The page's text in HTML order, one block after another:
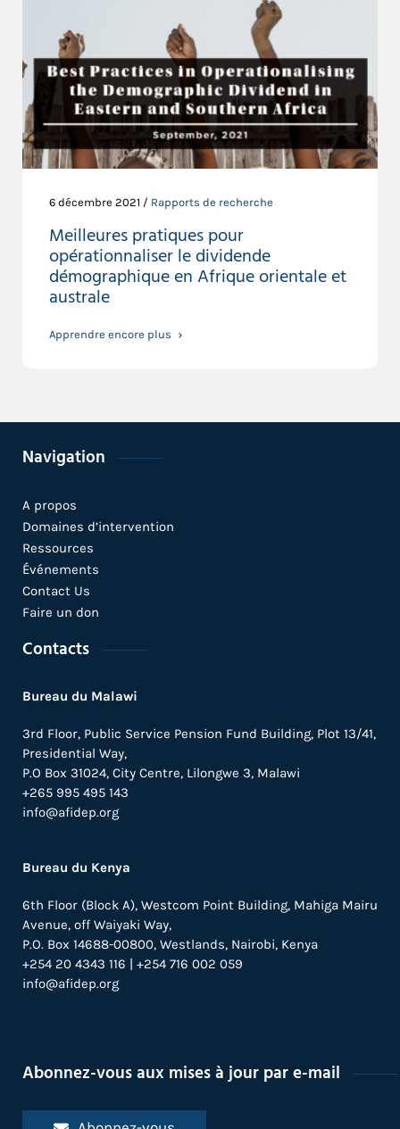
6 décembre 2021 / Rapports de recherche
Meilleures pratiques pour
opérationnaliser le dividende
démographique en Afrique orientale et
australe
Apprendre encore plus
Navigation
A propos
Domaines d’intervention
Ressources
Événements
Contact Us
Faire un don
Contacts
Bureau du Malawi
3rd Floor, Public Service Pension Fund Building, Plot 13/41,
Presidential Way,
P.O Box 31024, City Centre, Lilongwe 3, Malawi
+265 995 495 143
info@afidep.org
Bureau du Kenya
6th Floor (Block A), Westcom Point Building, Mahiga Mairu
Avenue, off Waiyaki Way,
P.O. Box 14688-00800, Westlands, Nairobi, Kenya
+254 20 4343 116 | +254 716 002 059
info@afidep.org
Abonnez-vous aux mises à jour par e-mail